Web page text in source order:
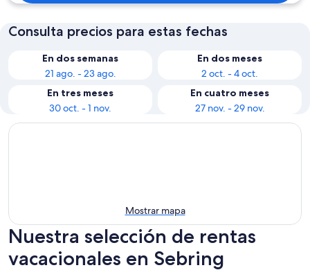
Consulta precios para estas fechas
En dos semanas
21 ago. - 23 ago.
En dos meses
2 oct. - 4 oct.
En tres meses
30 oct. - 1 nov.
En cuatro meses
27 nov. - 29 nov.
Mostrar mapa
Nuestra selección de rentas
vacacionales en Sebring